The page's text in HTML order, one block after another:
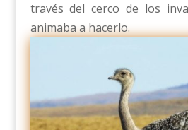
través del cerco de los
animaba a hacerlo.